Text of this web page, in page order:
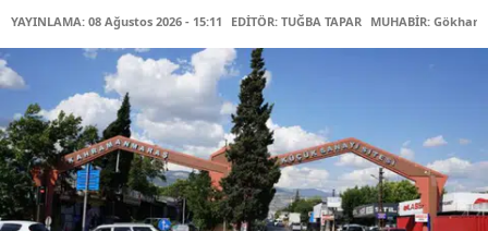
YAYINLAMA: 08 Ağustos 2026 - 15:11 EDİTÖR: TUĞBA TAPAR MUHABİR: Gökhan